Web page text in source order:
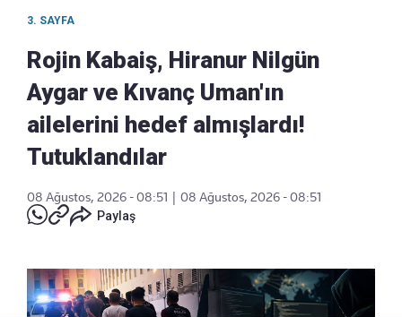
3. SAYFA
Rojin Kabaiş, Hiranur Nilgün
Aygar ve Kıvanç Uman'ın
ailelerini hedef almışlardı!
Tutuklandılar
08 Ağustos, 2026 - 08:51
08 Ağustos, 2026 - 08:51
Paylaş